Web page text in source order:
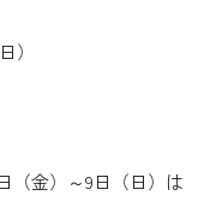
）
（金）～9日（日）は